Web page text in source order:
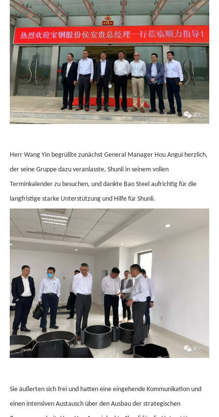
Herr Wang Yin begrüßte zunächst General Manager Hou Angui herzlich,
der seine Gruppe dazu veranlasste, Shunli in seinem vollen
Terminkalender zu besuchen, und dankte Bao Steel aufrichtig für die
langfristige starke Unterstützung und Hilfe für Shunli.
Sie äußerten sich frei und hatten eine eingehende Kommunikation und
einen intensiven Austausch über den Ausbau der strategischen